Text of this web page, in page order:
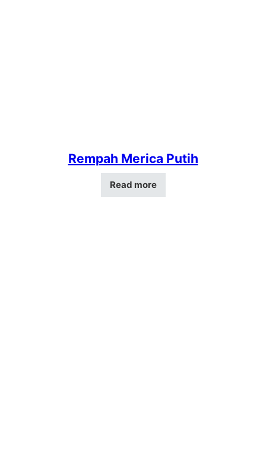
Rempah Merica Putih
Read more